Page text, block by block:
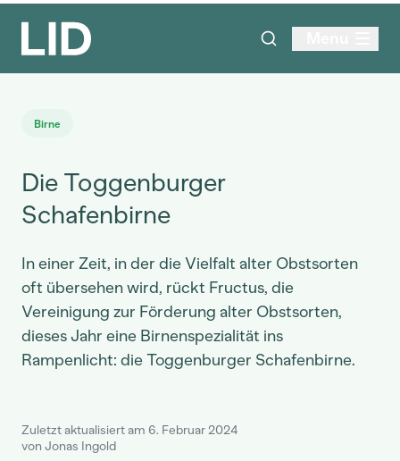
Birne
Die Toggenburger
Schafenbirne
In einer Zeit, in der die Vielfalt alter Obstsorten
oft übersehen wird, rückt Fructus, die
Vereinigung zur Förderung alter Obstsorten,
dieses Jahr eine Birnenspezialität ins
Rampenlicht: die Toggenburger Schafenbirne.
Zuletzt aktualisiert am 6. Februar 2024
von Jonas Ingold